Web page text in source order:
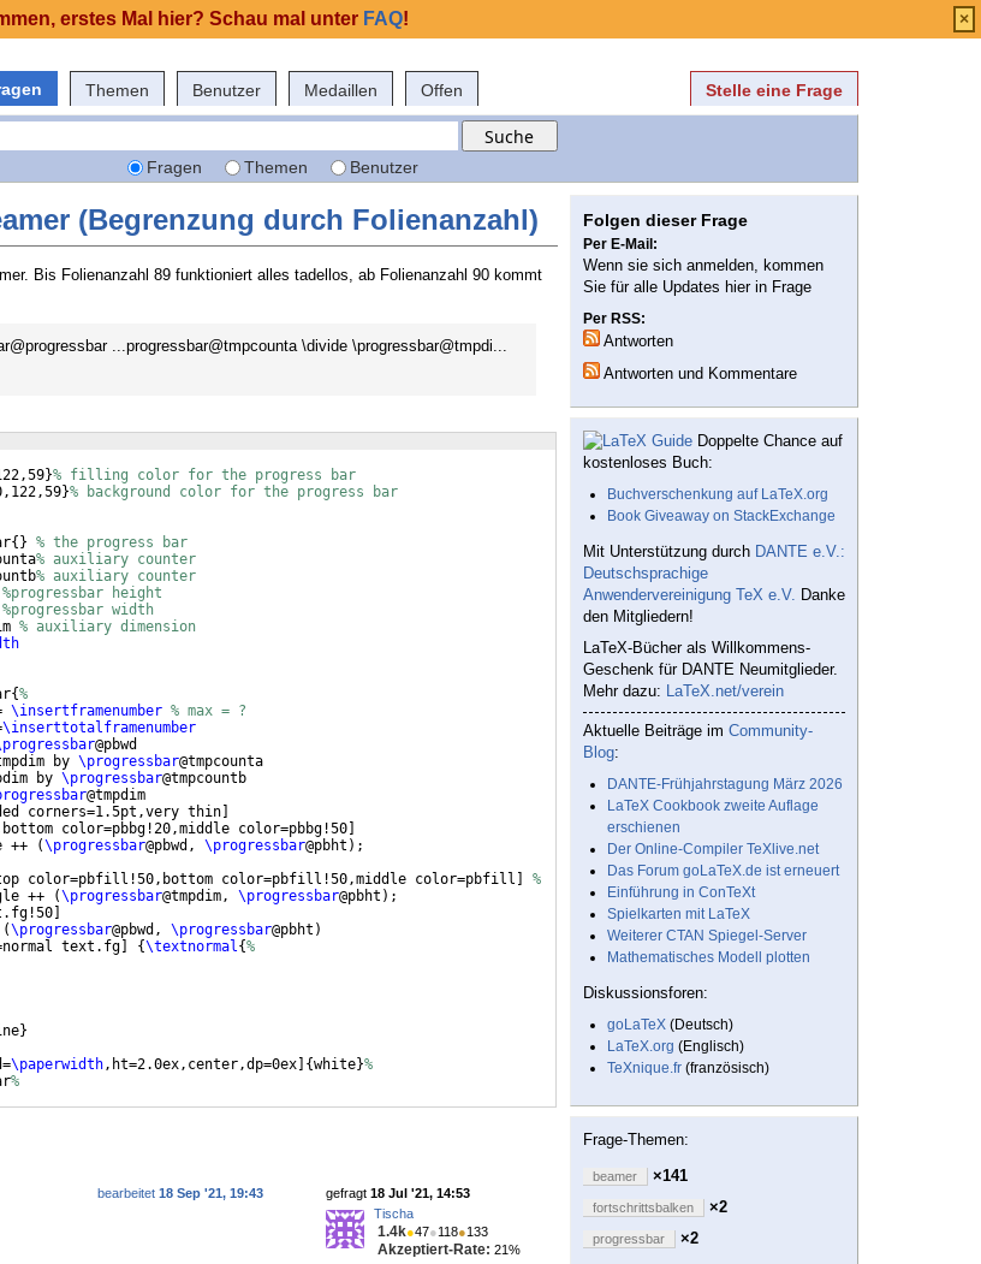
Themen Benutzer Medaillen Offen Stelle eine Frage
Fragen Themen Benutzer
(Begrenzung durch Folienanzahl)
Bis Folienanzahl 89 funktioniert alles tadellos, ab Folienanzahl 90 kommt
...progressbar@tmpcounta \divide \progressbar@tmpdi...
}% filling color for the progress bar
}% background color for the progress bar
{ } % the progress bar
% auxiliary counter
% auxiliary counter
%progressbar height
%progressbar width
% auxiliary dimension
{%
\insertframenumber % max = ?
\inserttotalframenumber
@pbwd
by \progressbar@tmpcounta
by \progressbar@tmpcountb
@tmpdim
corners=1.5pt,very thin
color=pbbg!20,middle color=pbbg!50
++ (\progressbar@pbwd, \progressbar@pbht ) ;
color=pbfill!50,bottom color=pbfill!50,middle color=pbfill
%
++ (\progressbar@tmpdim, \progressbar@pbht ) ;
(\progressbar@pbwd, \progressbar@pbht )
text.fg {\textnormal{%
}
\paperwidth,ht=2.0ex,center,dp=0ex {white}%
%
gefragt 18 Jul '21, 14:53
Tischa
1.4k●47●118●133
Akzeptiert-Rate: 21%
bearbeitet 18 Sep '21, 19:43
Folgen dieser Frage
Per E-Mail:
Wenn sie sich anmelden, kommen
Sie für alle Updates hier in Frage
Per RSS:
Antworten
Antworten und Kommentare
Doppelte Chance auf
kostenloses Buch:
Buchverschenkung auf LaTeX.org
Book Giveaway on StackExchange
Mit Unterstützung durch DANTE e.V.:
Deutschsprachige
Anwendervereinigung TeX e.V. Danke
den Mitgliedern!
LaTeX-Bücher als Willkommens-
Geschenk für DANTE Neumitglieder.
Mehr dazu: LaTeX.net/verein
Aktuelle Beiträge im Community-
Blog:
DANTE-Frühjahrstagung März 2026
LaTeX Cookbook zweite Auflage
erschienen
Der Online-Compiler TeXlive.net
Das Forum goLaTeX.de ist erneuert
Einführung in ConTeXt
Spielkarten mit LaTeX
Weiterer CTAN Spiegel-Server
Mathematisches Modell plotten
Diskussionsforen:
goLaTeX (Deutsch)
LaTeX.org (Englisch)
TeXnique.fr (französisch)
Frage-Themen:
beamer ×141
fortschrittsbalken ×2
progressbar
×2
erstes Mal hier? Schau mal unter FAQ! ×